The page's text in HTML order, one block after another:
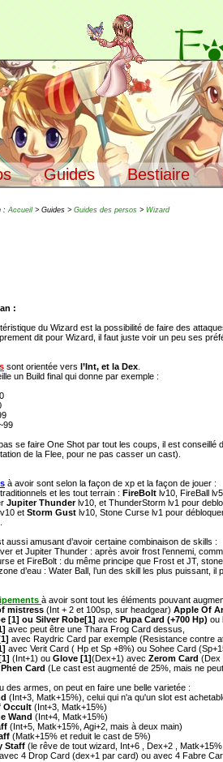
Guides Bestiaire
:Accueil> Guides > Guides des persos > Wizard
:
du Wizard est la possibilité de faire des
dit pour Wizard, il faut juste voir un peu ses
sont orientée vers l’Int, et la Dex
un Build final qui donne par exemple :
se faire One Shot par tout les coups, il est conseillé
de la Flee, pour ne pas casser un cast).
à avoir sont selon la façon de xp et la façon de jouer :
et les tout terrain : FireBolt lv10, FireBall
Jupiter Thunderlv10, et ThunderStorm lv1 pour
et Storm Gust lv10, Stone Curse lv1 pour
aussi amusant d’avoir certaine combinaison de skills :
et Jupiter Thunder : après avoir frost l’ennemi,
et FireBolt : du même principe que Frost et JT,
d’eau : Water Ball, l’un des skill les plus puissant,
à avoir sont tout les éléments pouvant
mistress (Int + 2 et 100sp, sur headgear) Apple Of
[1] ou Silver Robe[1] avec Pupa Card (+700 Hp) ou
avec peut être une Thara Frog Card dessus,
avec Raydric Card par exemple (Resistance contre
avec Verit Card ( Hp et Sp +8%) ou Sohee Card
(Int+1) ou Glove [1](Dex+1) avec Zerom Card (Dex
Phen Card (Le cast est augmenté de 25%, mais ne
des armes, on peut en faire une belle varietée :
(Int+3, Matk+15%), celui qui n'a qu'un slot est
Occult (Int+3, Matk+15%)
Wand (Int+4, Matk+15%)
(Int+5, Matk+15%, Agi+2, mais à deux main)
(Matk+15% et reduit le cast de 5%)
Staff (le rêve de tout wizard, Int+6 , Dex+2 ,
avec 4 Drop Card (dex+1 par card) ou avec 4 Fabre